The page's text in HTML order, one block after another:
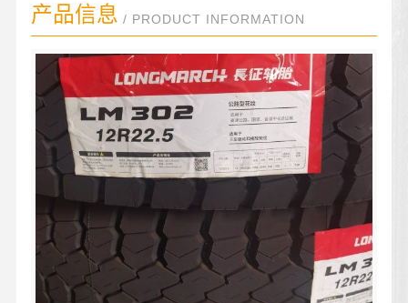
产品信息 / PRODUCT INFORMATION